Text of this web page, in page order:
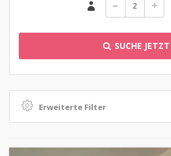
SUCHE JETZT
Erweiterte Filter